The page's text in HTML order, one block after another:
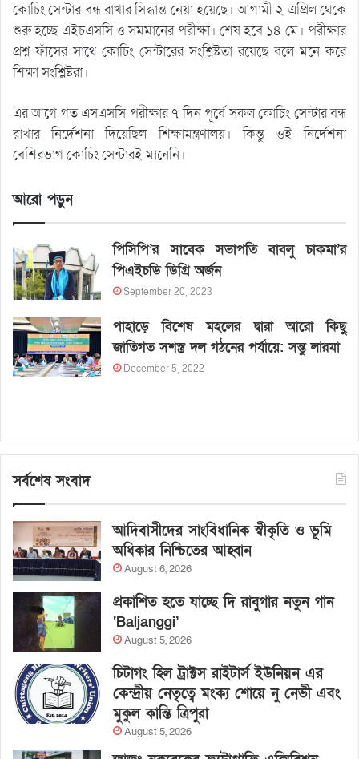
কোচিং সেন্টার বন্ধ রাখার সিদ্ধান্ত নেয়া হয়েছে। আগামী ২ এপ্রিল থেকে
শুরু হচ্ছে এইচএসসি ও সমমানের পরীক্ষা। শেষ হবে ১৪ মে। পরীক্ষার
প্রশ্ন ফাঁসের সাথে কোচিং সেন্টারের সংশ্লিষ্টতা রয়েছে বলে মনে করে
শিক্ষা সংশ্লিষ্টরা।
এর আগে গত এসএসসি পরীক্ষার ৭ দিন পূর্বে সকল কোচিং সেন্টার বন্ধ
রাখার নির্দেশনা দিয়েছিল শিক্ষামন্ত্রণালয়। কিন্তু ওই নির্দেশনা
বেশিরভাগ কোচিং সেন্টারই মানেনি।
আরো পড়ুন
পিসিপি’র সাবেক সভাপতি বাবলু চাকমা’র
পিএইচডি ডিগ্রি অর্জন
September 20, 2023
পাহাড়ে বিশেষ মহলের দ্বারা আরো কিছু
জাতিগত সশস্ত্র দল গঠনের পর্যায়ে: সন্তু লারমা
December 5, 2022
সর্বশেষ সংবাদ
আদিবাসীদের সাংবিধানিক স্বীকৃতি ও ভূমি
অধিকার নিশ্চিতের আহ্বান
August 6, 2026
প্রকাশিত হতে যাচ্ছে দি রাবুগার নতুন গান
‘Baljanggi’
August 5, 2026
চিটাগং হিল ট্রাক্টস রাইটার্স ইউনিয়ন এর
কেন্দ্রীয় নেতৃত্বে মংক্য শোয়ে নু নেভী এবং
মুকুল কান্তি ত্রিপুরা
August 5, 2026